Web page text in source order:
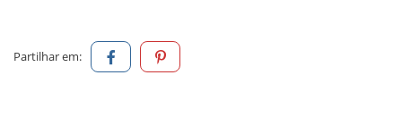
Partilhar em: